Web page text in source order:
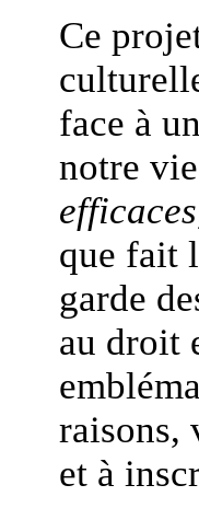
Ce
face à
notre
que fait
garde
au droit
raisons,
et à